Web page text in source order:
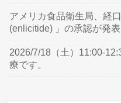
アメリカ食品衛生局、経
(enlicitide) 」の承認が発表
2026/7/18（土）11:00-
療です。